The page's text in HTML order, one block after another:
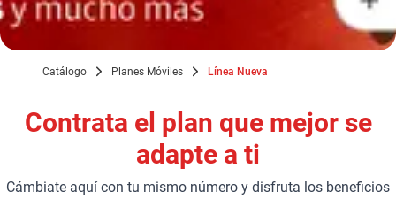
Catálogo Planes Móviles Línea Nueva
Contrata el plan que mejor se
adapte a ti
Cámbiate aquí con tu mismo número y disfruta los beneficios